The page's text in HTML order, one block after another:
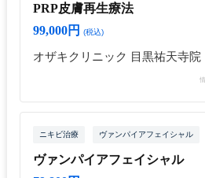
PRP皮膚再生療法
99,000円
(税込)
オザキクリニック 目黒祐天寺院
ニキビ治療 ヴァンパイアフェイシャル
ヴァンパイアフェイシャル